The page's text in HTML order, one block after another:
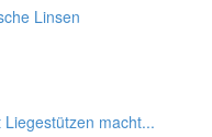
Linsen
macht...